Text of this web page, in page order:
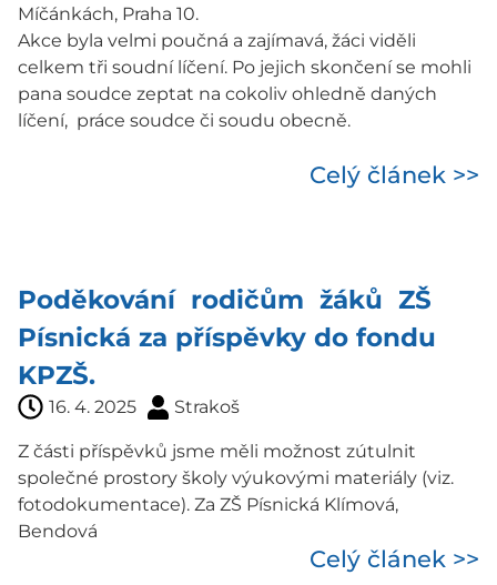
Míčánkách, Praha 10.
Akce byla velmi poučná a zajímavá, žáci viděli
celkem tři soudní líčení. Po jejich skončení se mohli
pana soudce zeptat na cokoliv ohledně daných
líčení, práce soudce či soudu obecně.
Celý článek >>
Poděkování rodičům žáků ZŠ
Písnická za příspěvky do fondu
KPZŠ.
16. 4. 2025 Strakoš
Z části příspěvků jsme měli možnost zútulnit
společné prostory školy výukovými materiály (viz.
fotodokumentace). Za ZŠ Písnická Klímová,
Bendová
Celý článek >>